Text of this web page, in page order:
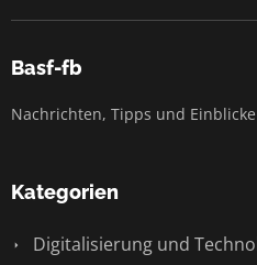
Basf-fb
Nachrichten, Tipps und Einblicke
Kategorien
Digitalisierung und